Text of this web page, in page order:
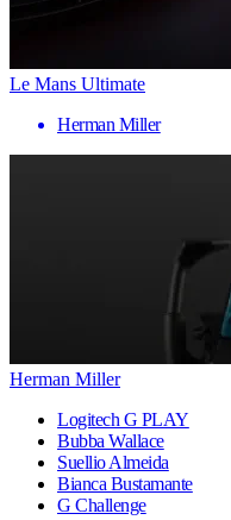
Le Mans Ultimate
Herman Miller
Herman Miller
Logitech G PLAY
Bubba Wallace
Suellio Almeida
Bianca Bustamante
G Challenge